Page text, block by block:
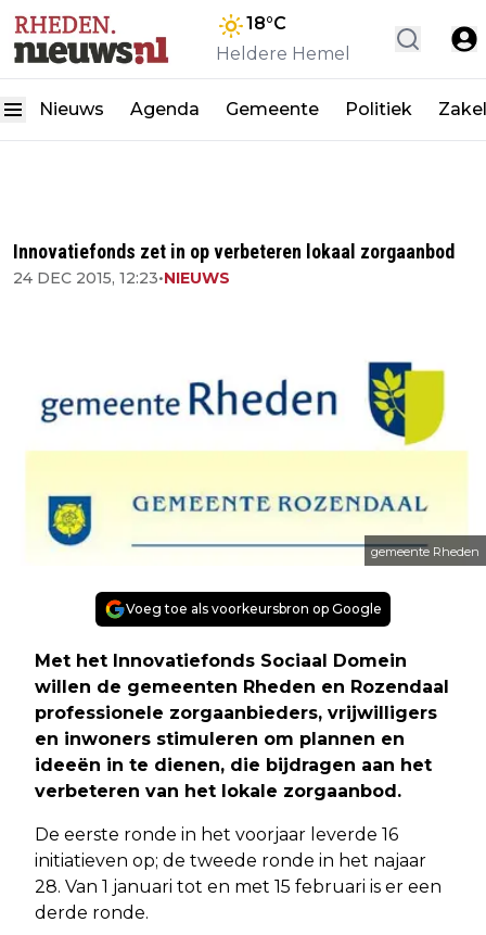
18°C
Heldere Hemel
Nieuws Agenda Gemeente Politiek
Innovatiefonds zet in op verbeteren lokaal zorgaanbod
24 DEC 2015, 12:23•NIEUWS
gemeente Rheden
Voeg toe als voorkeursbron op Google
Met het Innovatiefonds Sociaal Domein
willen de gemeenten Rheden en Rozendaal
professionele zorgaanbieders, vrijwilligers
en inwoners stimuleren om plannen en
ideeën in te dienen, die bijdragen aan het
verbeteren van het lokale zorgaanbod.
De eerste ronde in het voorjaar leverde 16
initiatieven op; de tweede ronde in het najaar
28. Van 1 januari tot en met 15 februari is er een
derde ronde.